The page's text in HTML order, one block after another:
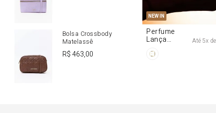
Bolsa Crossbody
Matelassê
R$463,00
NEW IN
U
Perfume
Lança Até 5x de